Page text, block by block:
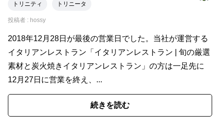
トリニティ トリニータ
投稿者 : hossy
2018年12月28日が最後の営業日でした。当社が運営する
イタリアンレストラン「イタリアンレストラン | 旬の厳選
素材と炭火焼きイタリアンレストラン」の方は一足先に
12月27日に営業を終え、...
続きを読む